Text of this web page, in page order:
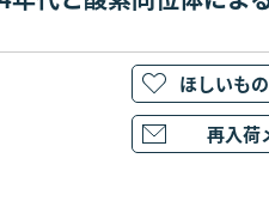
ほしいも
再入荷